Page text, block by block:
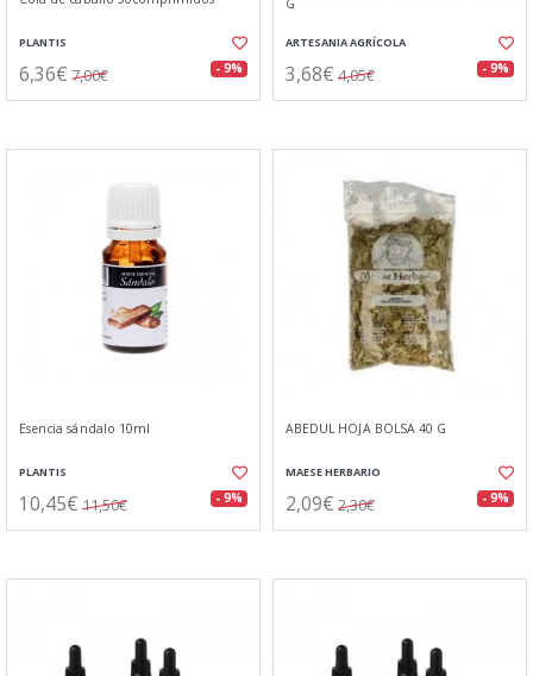
PLANTIS
6,36€ 7,00€ - 9%
G
ARTESANIA AGRÍCOLA
3,68€ 4,05€ - 9%
Esencia sándalo 10ml
PLANTIS
10,45€ 11,50€ - 9%
ABEDUL HOJA BOLSA 40 G
MAESE HERBARIO
2,09€ 2,30€ - 9%